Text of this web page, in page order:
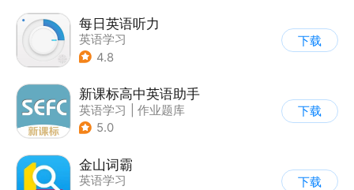
每日英语听力
英语学习
4.8
下载
新课标高中英语助手
英语学习
作业题库
5.0
下载
金山词霸
英语学习
下载